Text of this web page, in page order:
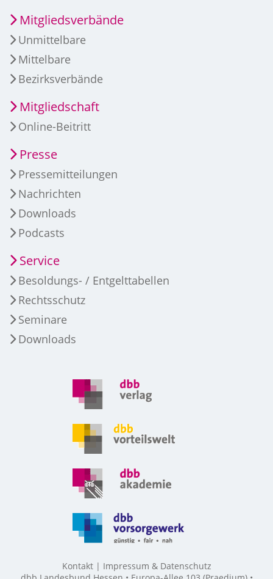
Mitgliedsverbände
Unmittelbare
Mittelbare
Bezirksverbände
Mitgliedschaft
Online-Beitritt
Presse
Pressemitteilungen
Nachrichten
Downloads
Podcasts
Service
Besoldungs- / Entgelttabellen
Rechtsschutz
Seminare
Downloads
Kontakt
Impressum & Datenschutz